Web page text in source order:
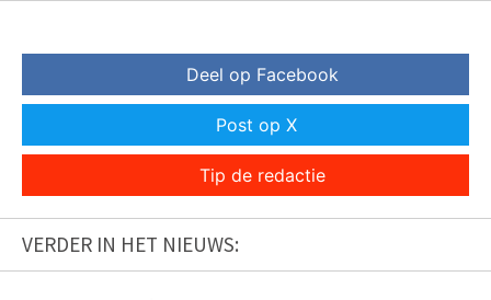
Deel op Facebook
Post op X
Tip de redactie
VERDER IN HET NIEUWS: